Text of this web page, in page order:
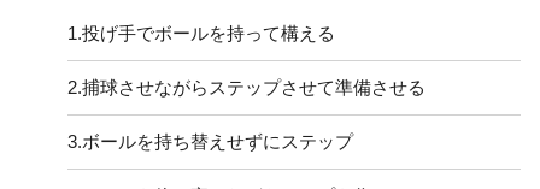
1.投げ手でボールを持って構える
2.捕球させながらステップさせて準備させる
3.ボールを持ち替えせずにステップ